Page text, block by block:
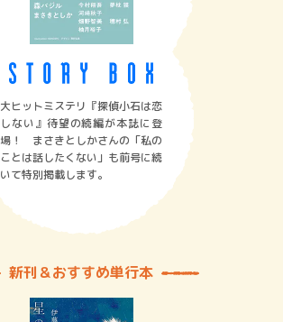
大ヒットミステリ『探偵小石は恋
しない』待望の続編が本誌に登
場！ まさきとしかさんの「私の
ことは話したくない」も前号に続
いて特別掲載します。
新刊＆おすすめ単行本